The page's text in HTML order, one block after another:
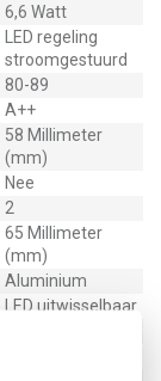
6,6 Watt
LED regeling
stroomgestuurd
80-89
A++
58 Millimeter
(mm)
Nee
2
65 Millimeter
(mm)
Aluminium
LED uitwisselbaar